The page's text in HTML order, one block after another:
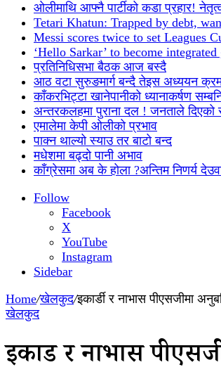
ओलीमाथि आफ्नै पार्टीको कडा प्रहार!
Tetari Khatun: Trapped by debt,
Messi scores twice to set Leagues
‘Hello Sarkar’ to become
प्रतिनिधिसभा बैठक आज बस्दै
आठ वटा सुरुङमार्ग बन्दै तेइस अध्ययन
काँकरभिट्टा खानेपानीको ध्यानाकर्षण
अन्तरकलहमा पुराना दल ! जनताले
एमालेमा केपी ओलीको प्रभाव
पाक्न थाल्यो स्याउ तर बाटो बन्द
मधेशमा बढ्दो पानी अभाव
काँग्रेसमा अब के होला ?अन्तिम निणर्य
Follow
Facebook
X
YouTube
Instagram
Sidebar
Home/खेलकुद/इकार्डी र नाभास पीएसजीमा
खेलकुद
इकार्डी र नाभास